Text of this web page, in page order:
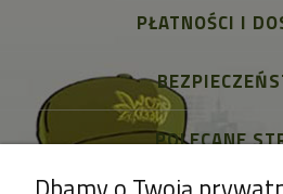
PŁATNOŚCI I
POLECANE